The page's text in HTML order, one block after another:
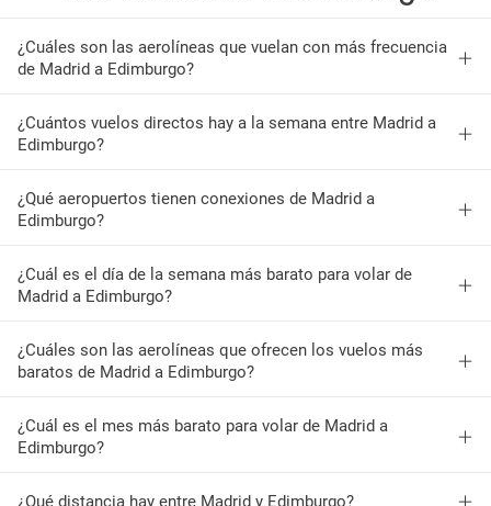
¿Cuáles son las aerolíneas que vuelan con más frecuencia
de Madrid a Edimburgo?
¿Cuántos vuelos directos hay a la semana entre Madrid a
Edimburgo?
¿Qué aeropuertos tienen conexiones de Madrid a
Edimburgo?
¿Cuál es el día de la semana más barato para volar de
Madrid a Edimburgo?
¿Cuáles son las aerolíneas que ofrecen los vuelos más
baratos de Madrid a Edimburgo?
¿Cuál es el mes más barato para volar de Madrid a
Edimburgo?
¿Qué distancia hay entre Madrid y Edimburgo?